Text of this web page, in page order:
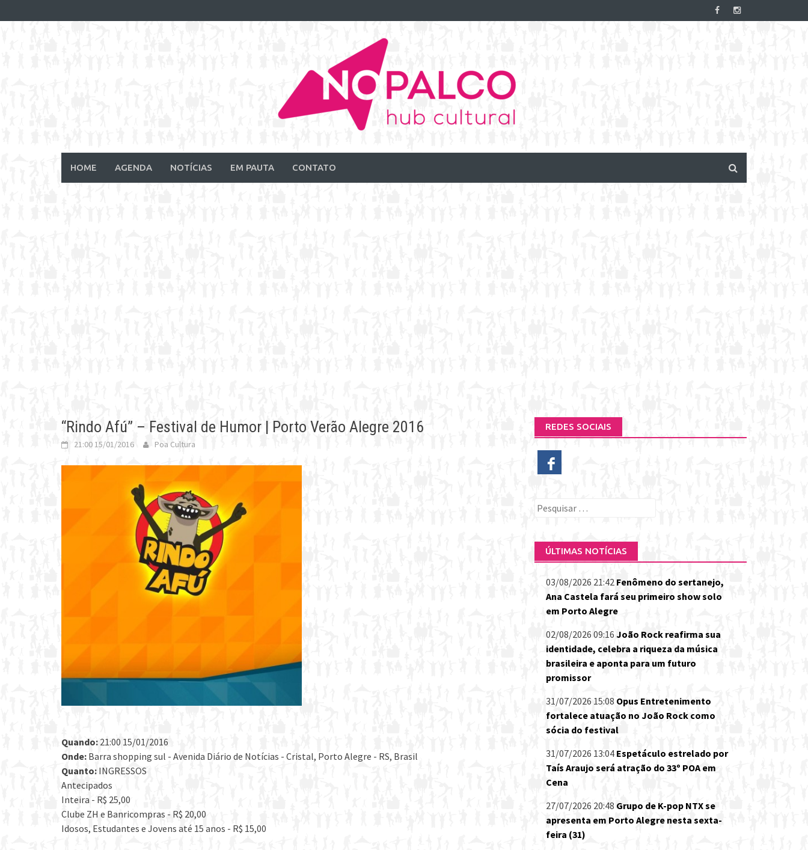
to
HOME AGENDA NOTÍCIAS EM PAUTA CONTATO
“Rindo Afú” – Festival de Humor | Porto Verão Alegre 2016
21:00 15/01/2016 Poa Cultura
Quando: 21:00 15/01/2016
Onde: Barra shopping sul - Avenida Diário de Notícias - Cristal, Porto Alegre - RS, Brasil
Quanto: INGRESSOS
Antecipados
Inteira - R$ 25,00
Clube ZH e Banricompras - R$ 20,00
Idosos, Estudantes e Jovens até 15 anos - R$ 15,00
REDES SOCIAIS
Pesquisar
ÚLTIMAS NOTÍCIAS
03/08/2026 21:42 Fenômeno do sertanejo,
Ana Castela fará seu primeiro show solo
em Porto Alegre
02/08/2026 09:16 João Rock reafirma sua
identidade, celebra a riqueza da música
brasileira e aponta para um futuro
promissor
31/07/2026 15:08 Opus Entretenimento
fortalece atuação no João Rock como
sócia do festival
31/07/2026 13:04 Espetáculo estrelado por
Taís Araujo será atração do 33º POA em
Cena
27/07/2026 20:48 Grupo de K-pop NTX se
apresenta em Porto Alegre nesta sexta-
feira (31)